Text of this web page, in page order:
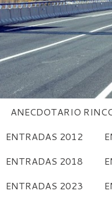
ANECDOTARIO
ENTRADAS 2012
ENTRADAS 2018
ENTRADAS 2023